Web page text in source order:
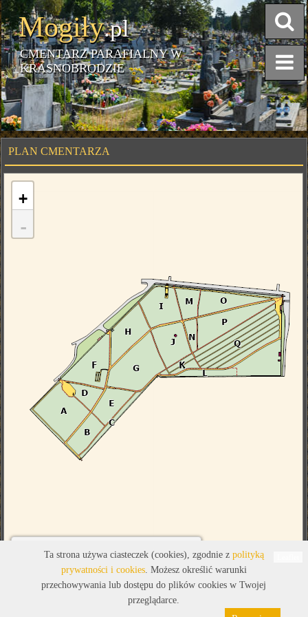
Mogiły.pl
CMENTARZ PARAFIALNY W
KRASNOBRODZIE
PLAN CMENTARZA
+
-
Ta strona używa ciasteczek (cookies), zgodnie z polityką
prywatności i cookies. Możesz określić warunki
przechowywania lub dostępu do plików cookies w Twojej
przeglądarce.